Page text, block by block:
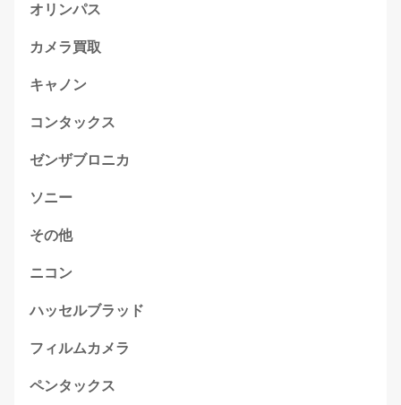
オリンパス
カメラ買取
キャノン
コンタックス
ゼンザブロニカ
ソニー
その他
ニコン
ハッセルブラッド
フィルムカメラ
ペンタックス